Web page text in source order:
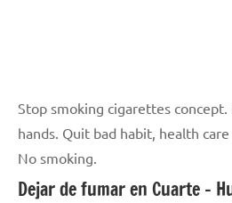
Stop smoking cigarettes
hands. Quit bad habit, health
No smoking.
Dejar de fumar en Cuarte –